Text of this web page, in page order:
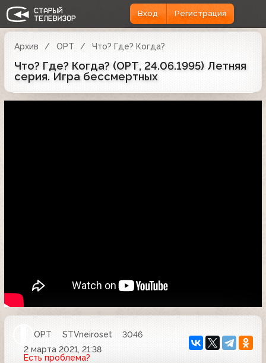
Вход Регистрация
Архив ОРТ Что? Где? Когда?
Что? Где? Когда? (ОРТ, 24.06.1995) Летняя
серия. Игра бессмертных
ОРТ STVneiroset
3046
2 марта 2021, 21:38
Есть проблема?